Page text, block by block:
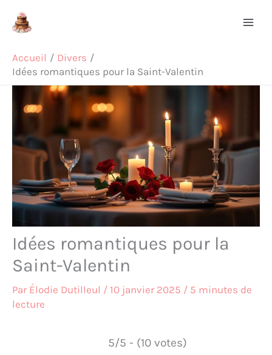
Accueil
Divers
Idées romantiques pour la Saint-Valentin
Idées romantiques pour la
Saint-Valentin
Par Élodie Dutilleul / 10 janvier 2025 / 5 minutes de
lecture
5/5 - (10 votes)
Rechercher